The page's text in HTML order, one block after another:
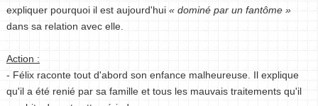
expliquer pourquoi il est aujourd'hui « dominé par un fantôme »
dans sa relation avec elle.
Action :
- Félix raconte tout d'abord son enfance malheureuse. Il explique
qu'il a été renié par sa famille et tous les mauvais traitements qu'il